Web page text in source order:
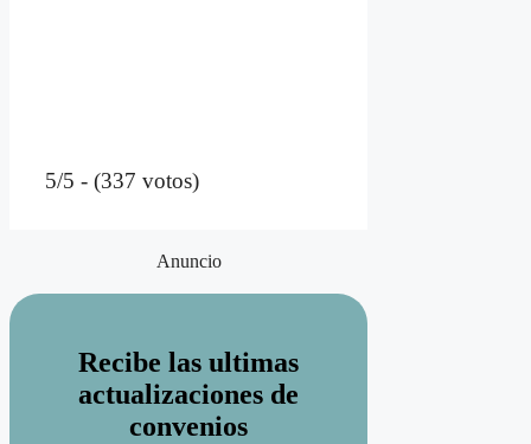
5/5 - (337 votos)
Anuncio
Recibe las ultimas
actualizaciones de
convenios